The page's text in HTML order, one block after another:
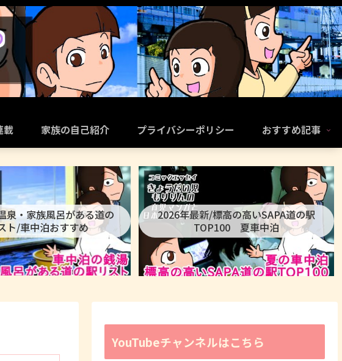
載 家族の自己紹介 プライバシーポリシー おすすめ記事
泉・家族風呂がある道の
ト/車中泊おすすめ
2026年最新/標高の高いSAPA道の駅
TOP100 夏車中泊
YouTubeチャンネルはこちら